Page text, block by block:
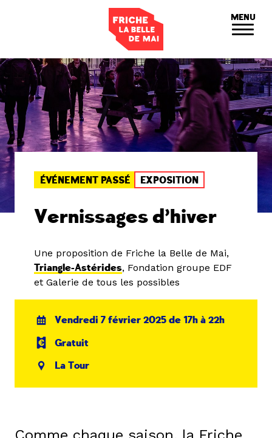
MENU
ÉVÉNEMENT PASSÉ EXPOSITION
Vernissages d’hiver
Une proposition de Friche la Belle de Mai,
Triangle-Astérides, Fondation groupe EDF
et Galerie de tous les possibles
Vendredi 7 février 2025 de 17h à 22h
Gratuit
La Tour
Panneau de gestion des cookies